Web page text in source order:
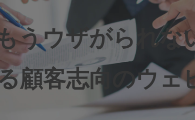
うウザがられな
顧客志向のウェ